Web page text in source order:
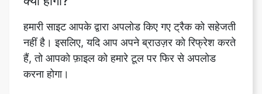
हैं, तो आपको फ़ाइल को हमारे टूल पर फिर से अपलोड
करना होगा।
क्या म्यूजिक कटर मोबाइल फोन पर काम करता